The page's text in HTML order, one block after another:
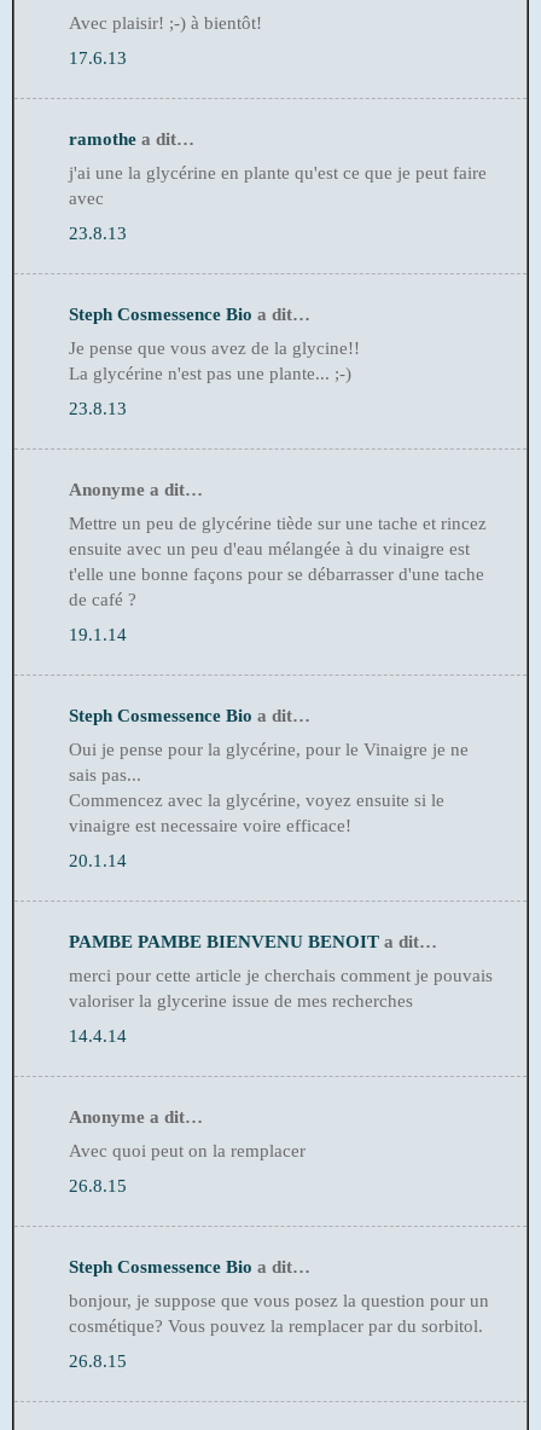
Avec plaisir! ;-) à bientôt!
17.6.13
ramothe a dit…
j'ai une la glycérine en plante qu'est ce que je peut faire
avec
23.8.13
Steph Cosmessence Bio a dit…
Je pense que vous avez de la glycine!!
La glycérine n'est pas une plante... ;-)
23.8.13
Anonyme a dit…
Mettre un peu de glycérine tiède sur une tache et rincez
ensuite avec un peu d'eau mélangée à du vinaigre est
t'elle une bonne façons pour se débarrasser d'une tache
de café ?
19.1.14
Steph Cosmessence Bio a dit…
Oui je pense pour la glycérine, pour le Vinaigre je ne
sais pas...
Commencez avec la glycérine, voyez ensuite si le
vinaigre est necessaire voire efficace!
20.1.14
PAMBE PAMBE BIENVENU BENOIT a dit…
merci pour cette article je cherchais comment je pouvais
valoriser la glycerine issue de mes recherches
14.4.14
Anonyme a dit…
Avec quoi peut on la remplacer
26.8.15
Steph Cosmessence Bio a dit…
bonjour, je suppose que vous posez la question pour un
cosmétique? Vous pouvez la remplacer par du sorbitol.
26.8.15